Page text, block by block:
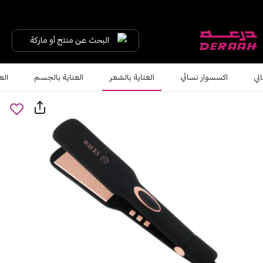
البحث عن منتج أو ماركة
اكسسوار نسائي العناية بالشعر العناية بالجسم